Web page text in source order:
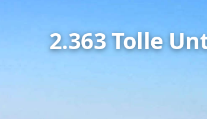
2.363 Tolle